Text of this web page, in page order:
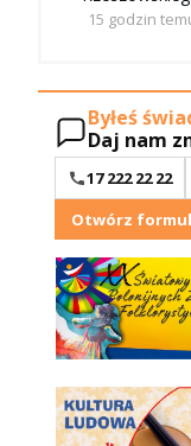
15 godzin
Byłeś
Daj nam
17 222 22 22
Otwórz